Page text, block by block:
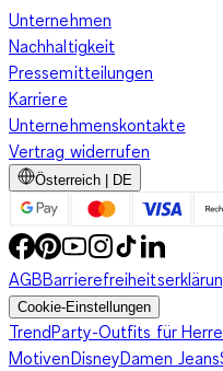
Unternehmen
Nachhaltigkeit
Pressemitteilungen
Karriere
Unternehmenskontakte
Vertrag widerrufen
Österreich | DE
AGB
Cookie-Einstellungen
TrendParty-Outfits für
MotivenDisneyDamen Jeans